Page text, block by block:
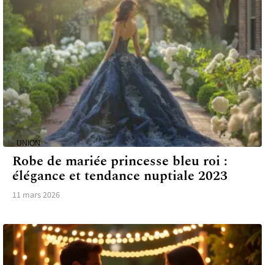
UNION
Robe de mariée princesse bleu roi :
élégance et tendance nuptiale 2023
11 mars 2026